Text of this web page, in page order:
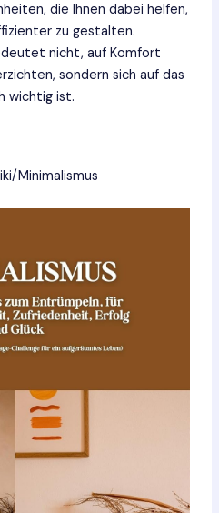
die Ihnen dabei helfen,
zu gestalten.
nicht, auf Komfort
sondern sich auf das
wichtig ist.
Minimalismus